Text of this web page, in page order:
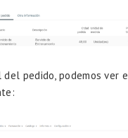
pedido, podemos ver